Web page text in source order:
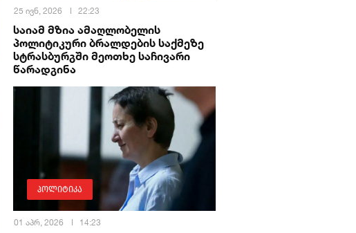
25 ივნ, 2026 22:23
საიამ მზია ამაღლობელის
პოლიტიკური ბრალდების საქმეზე
სტრასბურგში მეოთხე საჩივარი
წარადგინა
პოლიტიკა
01 აპრ, 2026 14:23